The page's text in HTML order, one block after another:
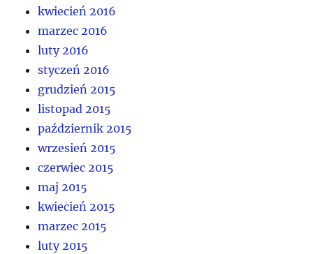
kwiecień 2016
marzec 2016
luty 2016
styczeń 2016
grudzień 2015
listopad 2015
październik 2015
wrzesień 2015
czerwiec 2015
maj 2015
kwiecień 2015
marzec 2015
luty 2015